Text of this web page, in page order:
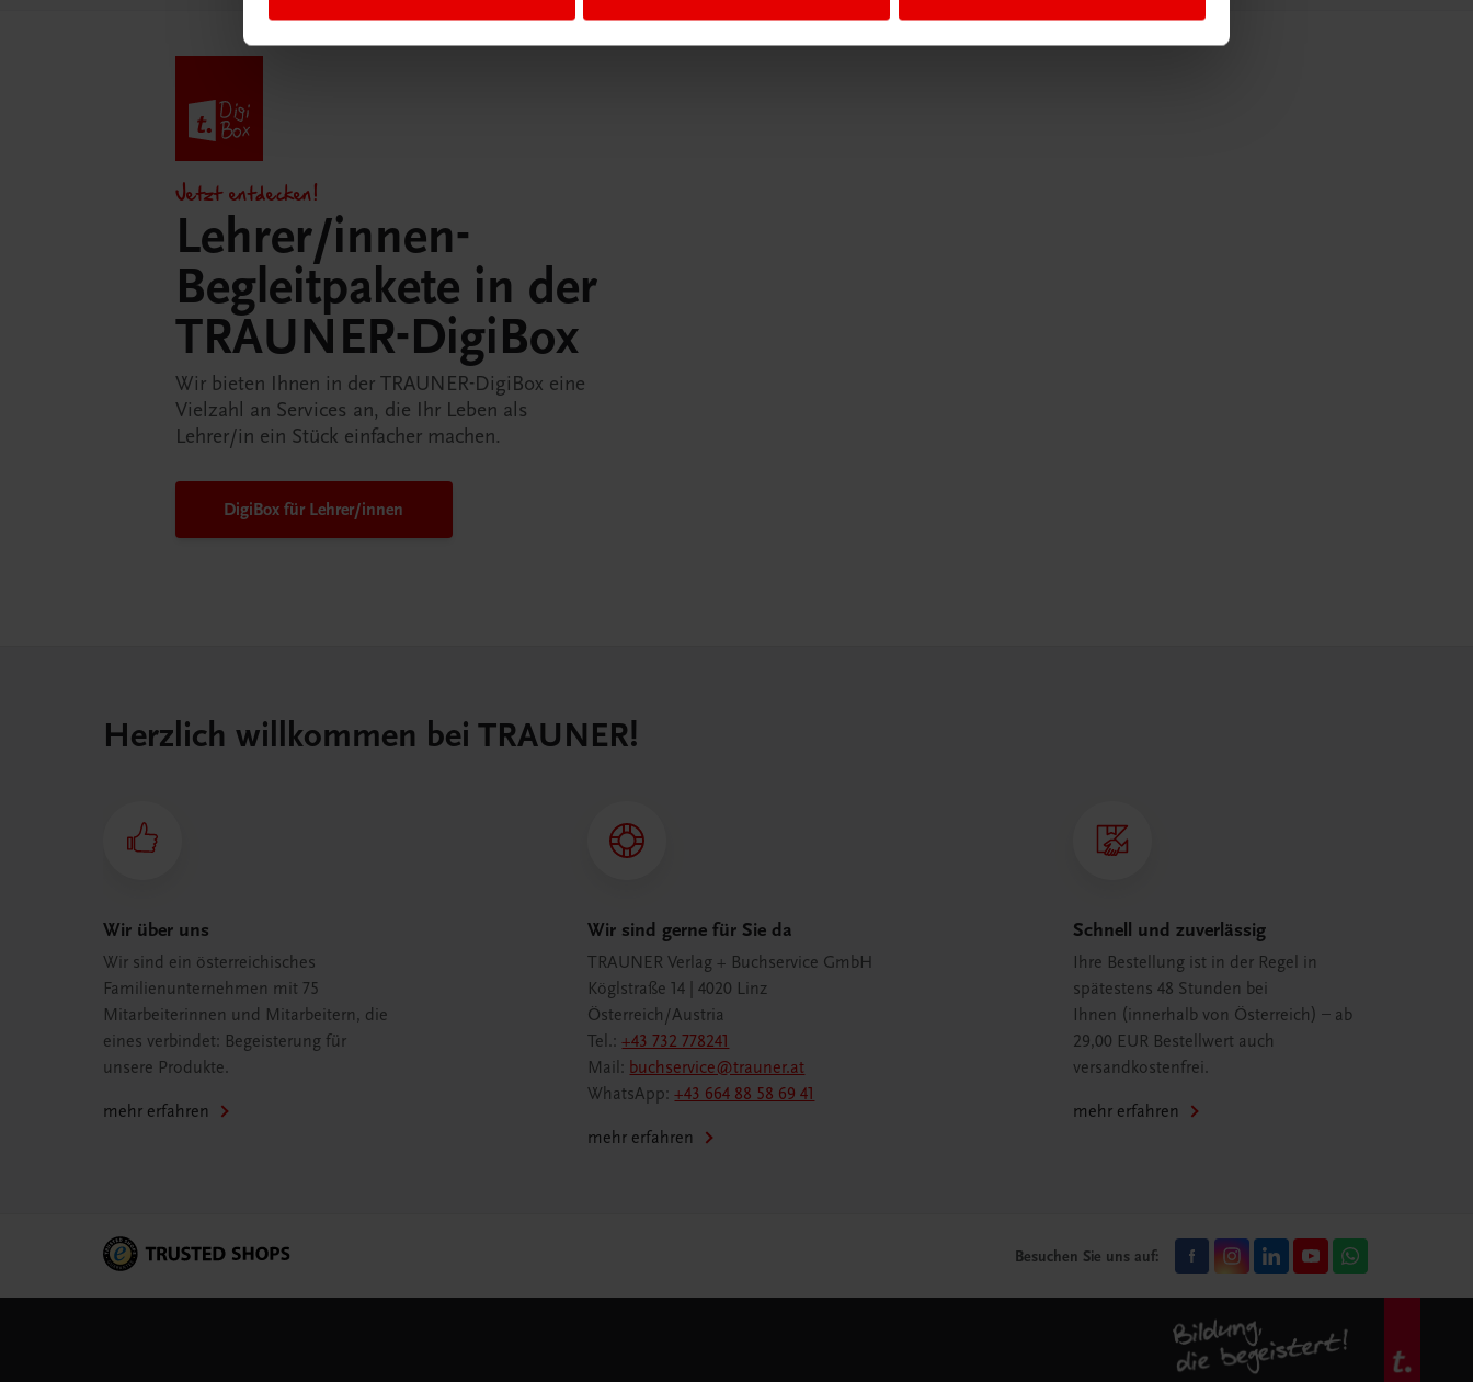
Jetzt entdecken!
Lehrer/innen-
Begleitpakete in der
TRAUNER-DigiBox
Wir bieten Ihnen in der TRAUNER-DigiBox eine
Vielzahl an Services an, die Ihr Leben als
Lehrer/in ein Stück einfacher machen.
DigiBox für Lehrer/innen
Herzlich willkommen bei TRAUNER!
Wir über uns
Wir sind ein österreichisches
Familienunternehmen mit 75
Mitarbeiterinnen und Mitarbeitern, die
eines verbindet: Begeisterung für
unsere Produkte.
mehr erfahren
Wir sind gerne für Sie da
TRAUNER Verlag + Buchservice GmbH
Köglstraße 14 | 4020 Linz
Österreich/Austria
Tel.:+43 732 778241
Mail: buchservice@trauner.at
WhatsApp:+43 664 88 58 69 41
mehr erfahren
Schnell und zuverlässig
Ihre Bestellung ist in der Regel in
spätestens 48 Stunden bei
Ihnen (innerhalb von Österreich) – ab
29,00 EUR Bestellwert auch
versandkostenfrei.
mehr erfahren
Besuchen Sie uns auf: